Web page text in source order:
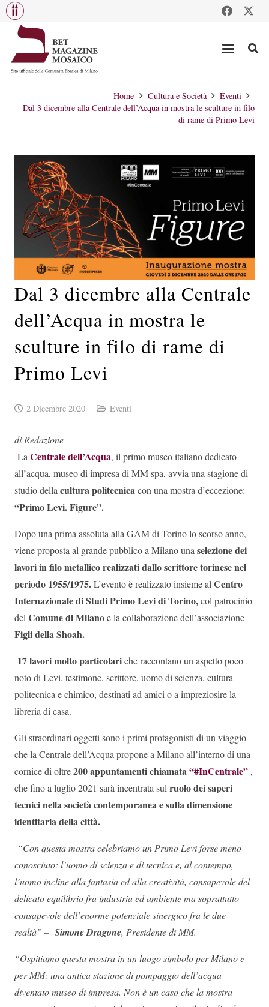
Home Cultura e Società
Eventi
Dal 3 dicembre alla Centrale dell’Acqua in mostra le sculture in filo
di rame di Primo Levi
Dal 3 dicembre alla Centrale
dell’Acqua in mostra le
sculture in filo di rame di
Primo Levi
2 Dicembre 2020 Eventi
di Redazione
LaCentrale dell’Acqua, il primo museo italiano dedicato
all’acqua, museo di impresa di MM spa, avvia una stagione di
studio dellacultura politecnicacon una mostra d’eccezione:
“Primo Levi. Figure”.
Dopo una prima assoluta alla GAM di Torino lo scorso anno,
viene proposta al grande pubblico a Milano unaselezione dei
lavori in filo metallico realizzati dallo scrittore torinese nel
periodo 1955/1975.L’evento è realizzato insieme alCentro
Internazionale di Studi Primo Levi di Torino,col patrocinio
delComune di Milanoe la collaborazione dell’associazione
Figli della Shoah.
17 lavori molto particolariche raccontano un aspetto poco
noto di Levi, testimone, scrittore, uomo di scienza, cultura
politecnica e chimico, destinati ad amici o a impreziosire la
libreria di casa.
Gli straordinari oggetti sono i primi protagonisti di un viaggio
che la Centrale dell’Acqua propone a Milano all’interno di una
cornice di oltre200 appuntamenti chiamata“#InCentrale” ,
che fino a luglio 2021 sarà incentrata sulruolo dei saperi
tecnici nella società contemporanea e sulla dimensione
identitaria della città.
“Con questa mostra celebriamo un Primo Levi forse meno
conosciuto: l’uomo di scienza e di tecnica e, al contempo,
l’uomo incline alla fantasia ed alla creatività, consapevole del
delicato equilibrio fra industria ed ambiente ma soprattutto
consapevole dell’enorme potenziale sinergico fra le due
realtà” – Simone Dragone, Presidente di MM.
“Ospitiamo questa mostra in un luogo simbolo per Milano e
per MM: una antica stazione di pompaggio dell’acqua
diventato museo di impresa. Non è un caso che la mostra